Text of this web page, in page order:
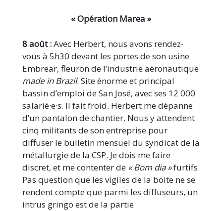
« Opération Marea »
8 août :Avec Herbert, nous avons rendez-
vous à 5h30 devant les portes de son usine
Embrear, fleuron de l’industrie aéronautique
made in Brazil. Site énorme et principal
bassin d’emploi de San José, avec ses 12 000
salarié·e·s. Il fait froid. Herbert me dépanne
d’un pantalon de chantier. Nous y attendent
cinq militants de son entreprise pour
diffuser le bulletin mensuel du syndicat de la
métallurgie de la CSP. Je dois me faire
discret, et me contenter de « Bom dia »furtifs.
Pas question que les vigiles de la boite ne se
rendent compte que parmi les diffuseurs, un
intrus gringo est de la partie